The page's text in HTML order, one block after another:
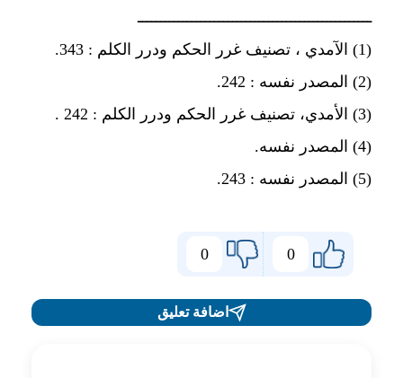
ــــــــــــــــــــــــــــــــــــــــــــــــــــ
(1) الآمدي ، تصنيف غرر الحكم ودرر الكلم : 343.
(2) المصدر نفسه : 242.
(3) الأمدي، تصنيف غرر الحكم ودرر الكلم : 242 .
(4) المصدر نفسه.
(5) المصدر نفسه : 243.
0
0
اضافة تعليق